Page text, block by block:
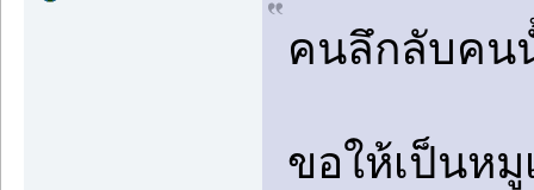
คนลึกลับคน
ขอให้เป็นห